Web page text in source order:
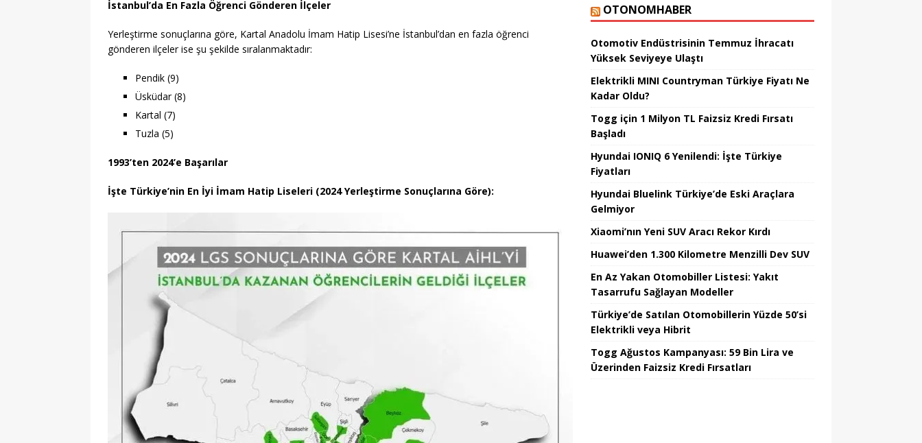
İstanbul’da En Fazla Öğrenci Gönderen İlçeler
Yerleştirme sonuçlarına göre, Kartal Anadolu İmam Hatip Lisesi’ne İstanbul’dan en fazla öğrenci
gönderen ilçeler ise şu şekilde sıralanmaktadır:
Pendik (9)
Üsküdar (8)
Kartal (7)
Tuzla (5)
1993’ten 2024’e Başarılar
İşte Türkiye’nin En İyi İmam Hatip Liseleri (2024 Yerleştirme Sonuçlarına Göre):
OTONOMHABER
Otomotiv Endüstrisinin Temmuz İhracatı
Yüksek Seviyeye Ulaştı
Elektrikli MINI Countryman Türkiye Fiyatı Ne
Kadar Oldu?
Togg için 1 Milyon TL Faizsiz Kredi Fırsatı
Başladı
Hyundai IONIQ 6 Yenilendi: İşte Türkiye
Fiyatları
Hyundai Bluelink Türkiye’de Eski Araçlara
Gelmiyor
Xiaomi’nın Yeni SUV Aracı Rekor Kırdı
Huawei’den 1.300 Kilometre Menzilli Dev SUV
En Az Yakan Otomobiller Listesi: Yakıt
Tasarrufu Sağlayan Modeller
Türkiye’de Satılan Otomobillerin Yüzde 50’si
Elektrikli veya Hibrit
Togg Ağustos Kampanyası: 59 Bin Lira ve
Üzerinden Faizsiz Kredi Fırsatları